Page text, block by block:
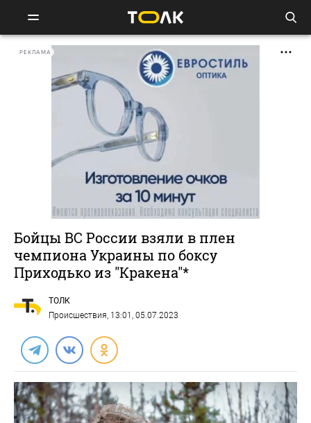
РЕКЛАМА
Бойцы ВС России взяли в плен
чемпиона Украины по боксу
Приходько из "Кракена"*
ТОЛК
Происшествия, 13:01, 05.07.2023